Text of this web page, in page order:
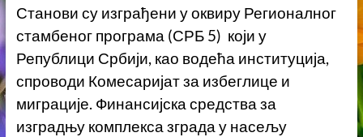
Станови су изграђени у оквиру Регионалног
стамбеног програма (СРБ 5) који у
Републици Србији, као водећа институција,
спроводи Комесаријат за избеглице и
миграције. Финансијска средства за
изградњу комплекса зграда у насељу